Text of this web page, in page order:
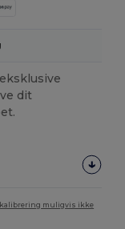
dit
muligvis ikke